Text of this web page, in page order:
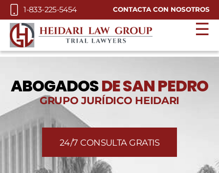
Skip to Main Content
1-833-225-5454 CONTACTA CON NOSOTROS
☰
ABOGADOSDE SAN PEDRO
GRUPO JURÍDICO HEIDARI
24/7 CONSULTA GRATIS